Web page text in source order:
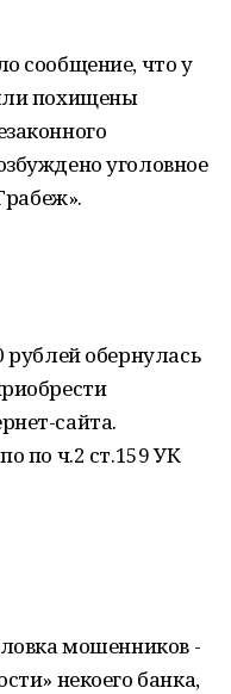
сообщение, что у
похищены
уголовное
рублей обернулась
сайта.
по ч.2 ст.159 УК
мошенников -
некоего банка,